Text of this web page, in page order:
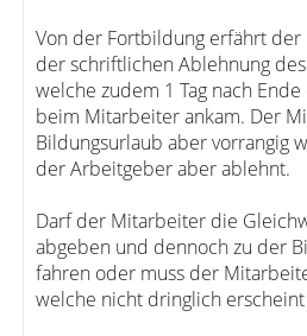
Von der Fortbildung erfährt
der schriftlichen Ablehnung
welche zudem 1 Tag nach
beim Mitarbeiter ankam. Der
Bildungsurlaub aber vorrangig
der Arbeitgeber aber ablehnt.
Darf der Mitarbeiter die
abgeben und dennoch zu der
fahren oder muss der
welche nicht dringlich